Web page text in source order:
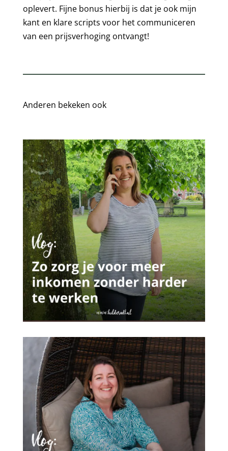
oplevert. Fijne bonus hierbij is dat je ook mijn
kant en klare scripts voor het communiceren
van een prijsverhoging ontvangt!
Anderen bekeken ook